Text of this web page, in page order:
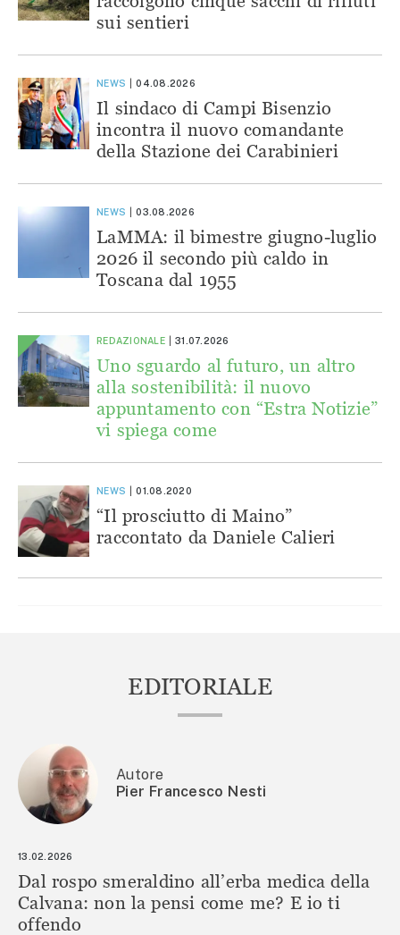
sui sentieri
NEWS 04.08.2026
Il sindaco di Campi Bisenzio
incontra il nuovo comandante
della Stazione dei Carabinieri
NEWS 03.08.2026
LaMMA: il bimestre giugno-luglio
2026 il secondo più caldo in
Toscana dal 1955
REDAZIONALE 31.07.2026
Uno sguardo al futuro, un altro
alla sostenibilità: il nuovo
appuntamento con “Estra Notizie”
vi spiega come
NEWS 01.08.2020
“Il prosciutto di Maino”
raccontato da Daniele Calieri
EDITORIALE
Autore
Pier Francesco Nesti
13.02.2026
Dal rospo smeraldino all’erba medica della
Calvana: non la pensi come me? E io ti
offendo